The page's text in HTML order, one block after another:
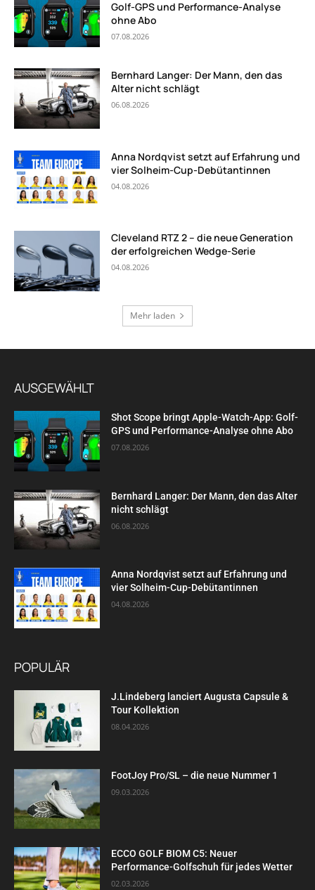
Golf-GPS und Performance-Analyse
ohne Abo
07.08.2026
Bernhard Langer: Der Mann, den das
Alter nicht schlägt
06.08.2026
Anna Nordqvist setzt auf Erfahrung und
vier Solheim-Cup-Debütantinnen
04.08.2026
Cleveland RTZ 2 – die neue Generation
der erfolgreichen Wedge-Serie
04.08.2026
Mehr laden
AUSGEWÄHLT
Shot Scope bringt Apple-Watch-App: Golf-
GPS und Performance-Analyse ohne Abo
07.08.2026
Bernhard Langer: Der Mann, den das Alter
nicht schlägt
06.08.2026
Anna Nordqvist setzt auf Erfahrung und
vier Solheim-Cup-Debütantinnen
04.08.2026
POPULÄR
J.Lindeberg lanciert Augusta Capsule &
Tour Kollektion
08.04.2026
FootJoy Pro/SL – die neue Nummer 1
09.03.2026
ECCO GOLF BIOM C5: Neuer
Performance-Golfschuh für jedes Wetter
02.03.2026